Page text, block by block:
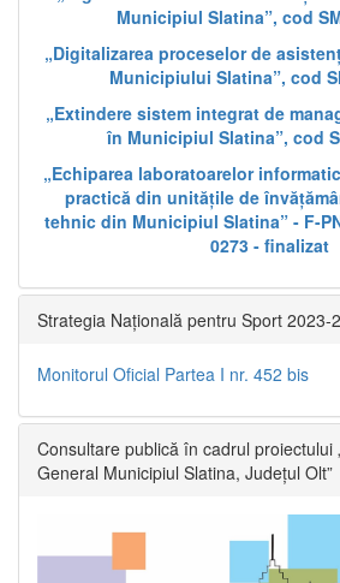
Municipiul Slatina”, cod
„Digitalizarea proceselor de
Municipiului Slatina”, cod
„Extindere sistem integrat de
în Municipiul Slatina”, cod
„Echiparea laboratoarelor
practică din unitățile de
tehnic din Municipiul Slatina” - F-
0273 - finalizat
Strategia Națională pentru Sport 2023-
Monitorul Oficial Partea I nr. 452 bis
Consultare publică în cadrul proiectului
General Municipiul Slatina, Județul Olt”